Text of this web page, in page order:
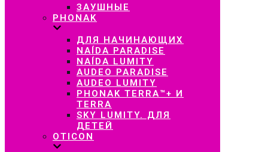
ЗАУШНЫЕ
PHONAK
ДЛЯ НАЧИНАЮЩИХ
NAÍDA PARADISE
NAÍDA LUMITY
AUDEO PARADISE
AUDEO LUMITY
PHONAK TERRA™+ И
TERRA
SKY LUMITY. ДЛЯ
ДЕТЕЙ
OTICON